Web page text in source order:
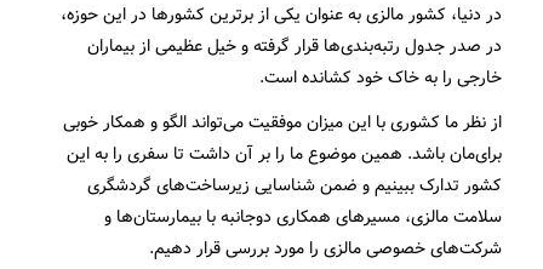
در دنیا، کشور مالزی به عنوان یکی از برترین کشورها در این حوزه،
در صدر جدول رتبه‌بندی‌ها قرار گرفته و خیل عظیمی از بیماران
خارجی را به خاک خود کشانده است.
از نظر ما کشوری با این میزان موفقیت می‌تواند الگو و همکار خوبی
برای‌مان باشد. همین موضوع ما را بر آن داشت تا سفری را به این
کشور تدارک ببینیم و ضمن شناسایی زیر‌ساخت‌های گردشگری
سلامت مالزی، مسیرهای همکاری دوجانبه با بیمارستان‌ها و
شرکت‌های خصوصی مالزی را مورد بررسی قرار دهیم.